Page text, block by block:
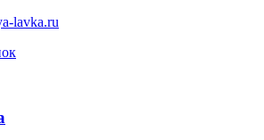
lavka.ru